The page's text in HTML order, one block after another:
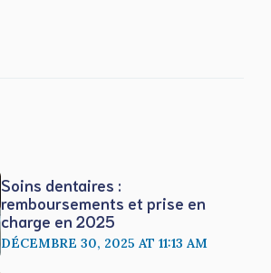
Soins dentaires :
remboursements et prise en
charge en 2025
DÉCEMBRE 30, 2025 AT 11:13 AM